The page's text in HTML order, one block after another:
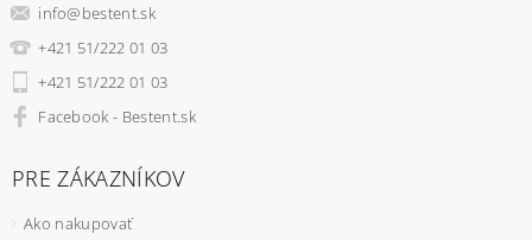
info@bestent.sk
+421 51/222 01 03
+421 51/222 01 03
Facebook - Bestent.sk
PRE ZÁKAZNÍKOV
Ako nakupovať